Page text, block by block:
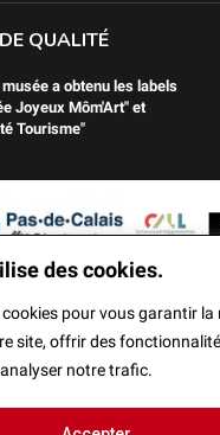
des cookies.
pour vous garantir la
site, offrir des
notre trafic.
QUALITÉ
a obtenu les labels
Joyeux Môm'Art" et
Tourisme"